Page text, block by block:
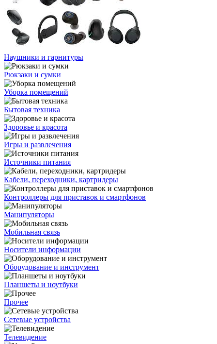
Наушники и гарнитуры
Рюкзаки и сумки
Уборка помещений
Бытовая техника
Здоровье и красота
Игры и развлечения
Источники питания
Кабели, переходники, картридеры
Контроллеры для приставок и смартфонов
Манипуляторы
Мобильная связь
Носители информации
Оборудование и инструмент
Планшеты и ноутбуки
Прочее
Сетевые устройства
Телевидение